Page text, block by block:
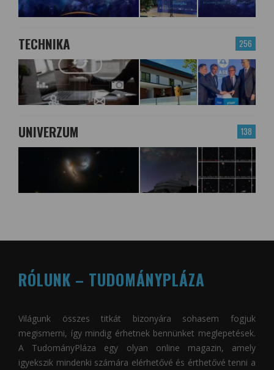
256
TECHNIKA
138
UNIVERZUM
RÓLUNK – TUDOMÁNYPLÁZA
Világunk összes titkát bizonyára sohasem fogjuk
megismerni, így mindig érhetnek bennünket meglepetések.
A TudományPláza egy olyan online magazin, amely
igyekszik mindenki számára elérhetővé és érthetővé tenni a